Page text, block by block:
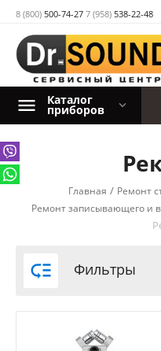
8 (800) 500-74-27 7 (958) 538-22-48
Каталог
приборов
Главная / Ремонт
Ремонт записывающего и
 Фильтры